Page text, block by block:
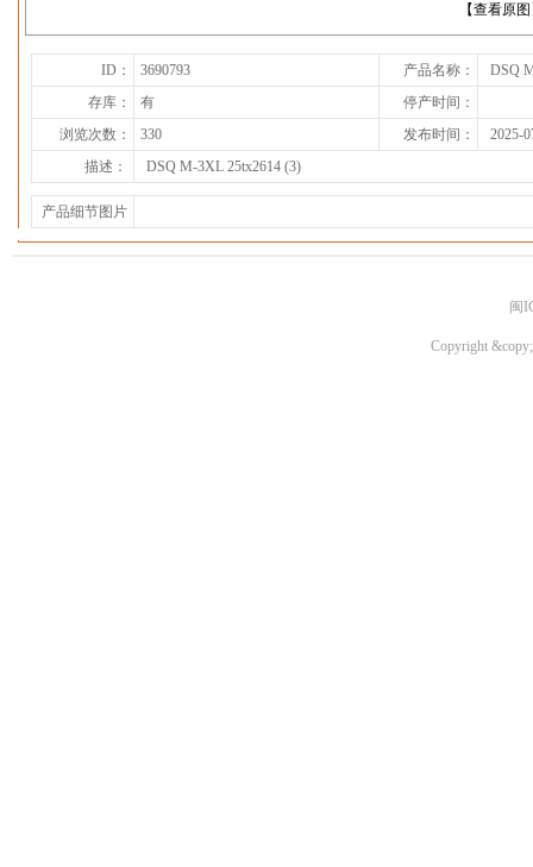
【查看原
ID： 3690793 产品名称：
DSQ
存库：
有
停产时间：
浏览次数：
330 发布时间：
2025-
描述：
DSQ M-3XL 25tx2614 (3)
产品细节图片
闽
Copyright